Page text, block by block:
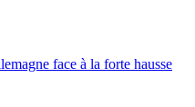
face à la forte hausse